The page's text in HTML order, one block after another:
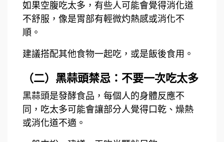
如果空腹吃太多，有些人可能會覺得消化道
不舒服，像是胃部有輕微灼熱感或消化不
順。
建議搭配其他食物一起吃，或是飯後食用。
（二）黑蒜頭禁忌：不要一次吃太多
黑蒜頭是發酵食品，每個人的身體反應不
同，吃太多可能會讓部分人覺得口乾、燥熱
或消化道不適。